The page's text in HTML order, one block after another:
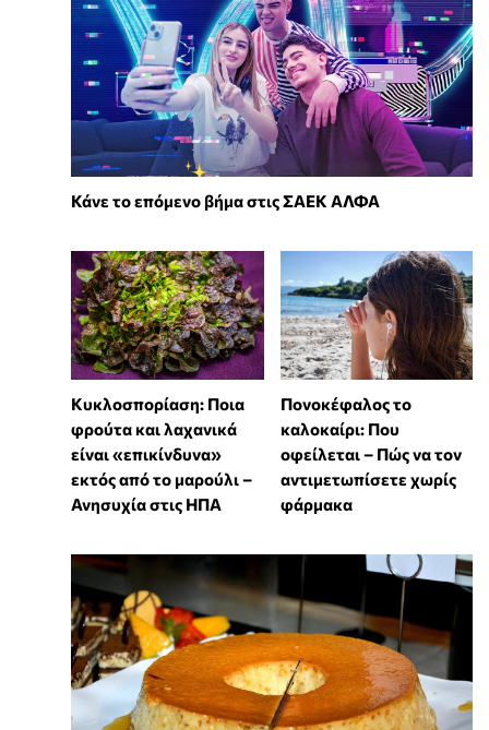
Κάνε το επόμενο βήμα στις ΣΑΕΚ ΑΛΦΑ
Κυκλοσπορίαση: Ποια
φρούτα και λαχανικά
είναι «επικίνδυνα»
εκτός από το μαρούλι –
Ανησυχία στις ΗΠΑ
Πονοκέφαλος το
καλοκαίρι: Που
οφείλεται – Πώς να τον
αντιμετωπίσετε χωρίς
φάρμακα